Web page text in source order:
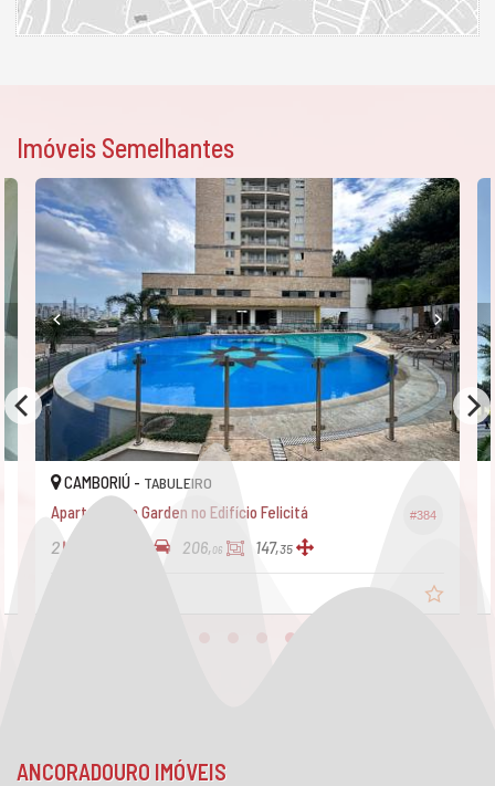
Imóveis Semelhantes
#384
CAMBORIÚ - TABULEIRO
Apartamento Garden no Edifício Felicitá
2 206, 06 147,35
ANCORADOURO IMÓVEIS